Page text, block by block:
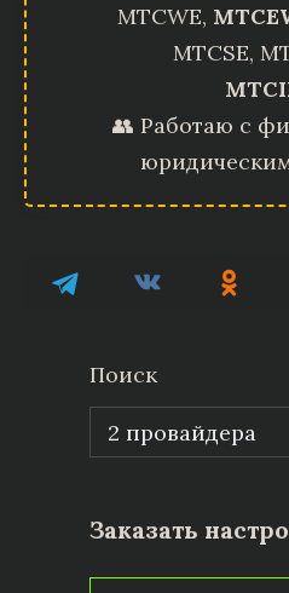
MTCWE,
MTCSE,
👥 Работаю с
Поиск
Заказать